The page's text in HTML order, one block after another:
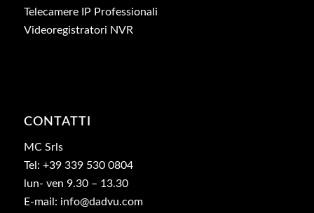
Telecamere IP Professionali
Videoregistratori NVR
CONTATTI
MC Srls
Tel: +39 339 530 0804
lun- ven 9.30 – 13.30
E-mail: info@dadvu.com